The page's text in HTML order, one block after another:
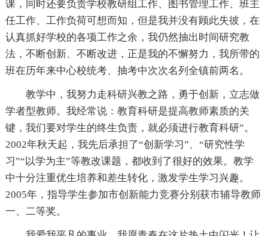
课，同时还要负责学校教研组工作、图书管理工作、班主
任工作、工作负荷可想而知，但是我并没有顾此失彼，在
认真抓好学校的各项工作之余，我仍然抽出时间研究教
法，不断创新、不断改进，正是我的不懈努力，我所带的
班在历年来中心校统考、抽考中次次名列全镇前两名。
教学中，我努力走科研兴教之路，勇于创新，立志做
学者型教师。我经常说：教育科研是提高教师素质的关
键，我们要对学生的终生负责，就必须进行教育科研”。
2002年秋天起，我先后承担了“创新学习”、“研究性学
习”“以学为主”等教改课题，都收到了很好的效果。教学
中十分注重优生培养和差生转化，激发学生学习兴趣。
2005年，指导学生参加市创新能力竞赛分别获市辅导教师
一、二等奖。